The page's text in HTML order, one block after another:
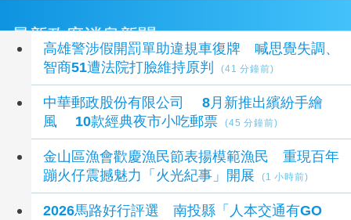
最新政府消息新聞
高雄警涉假開罰單助違規車復牌 喊思覺失調、
智商51遭法院打臉維持原判
(41 分鐘前)
中華郵政股份有限公司 8月新推出繽紛手繪
風 10款經典夜市小吃郵票
(45 分鐘前)
金山區漁會歡慶漁民節表揚模範漁民 重現百年
蹦火仔震撼魅力「火光紀事」開展
(1 小時前)
2026馬路好行評選 南投縣「人本交通有GO